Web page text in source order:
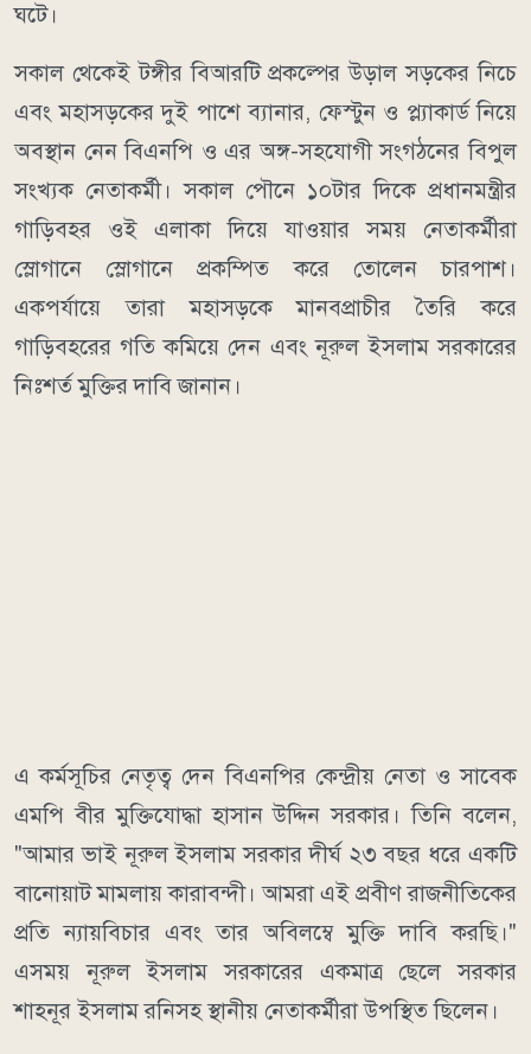
ঘটে।
সকাল থেকেই টঙ্গীর বিআরটি প্রকল্পের উড়াল সড়কের নিচে
এবং মহাসড়কের দুই পাশে ব্যানার, ফেস্টুন ও প্ল্যাকার্ড নিয়ে
অবস্থান নেন বিএনপি ও এর অঙ্গ-সহযোগী সংগঠনের বিপুল
সংখ্যক নেতাকর্মী। সকাল পৌনে ১০টার দিকে প্রধানমন্ত্রীর
গাড়িবহর ওই এলাকা দিয়ে যাওয়ার সময় নেতাকর্মীরা
স্লোগানে স্লোগানে প্রকম্পিত করে তোলেন চারপাশ।
একপর্যায়ে তারা মহাসড়কে মানবপ্রাচীর তৈরি করে
গাড়িবহরের গতি কমিয়ে দেন এবং নূরুল ইসলাম সরকারের
নিঃশর্ত মুক্তির দাবি জানান।
এ কর্মসূচির নেতৃত্ব দেন বিএনপির কেন্দ্রীয় নেতা ও সাবেক
এমপি বীর মুক্তিযোদ্ধা হাসান উদ্দিন সরকার। তিনি বলেন,
"আমার ভাই নূরুল ইসলাম সরকার দীর্ঘ ২৩ বছর ধরে একটি
বানোয়াট মামলায় কারাবন্দী। আমরা এই প্রবীণ রাজনীতিকের
প্রতি ন্যায়বিচার এবং তার অবিলম্বে মুক্তি দাবি করছি।"
এসময় নূরুল ইসলাম সরকারের একমাত্র ছেলে সরকার
শাহনূর ইসলাম রনিসহ স্থানীয় নেতাকর্মীরা উপস্থিত ছিলেন।